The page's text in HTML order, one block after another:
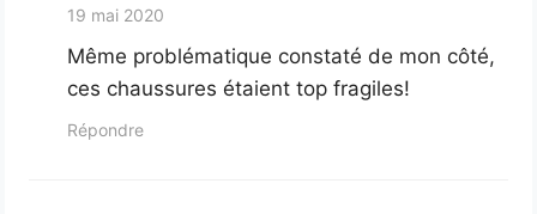
19 mai 2020
Même problématique constaté de mon côté,
ces chaussures étaient top fragiles!
Répondre